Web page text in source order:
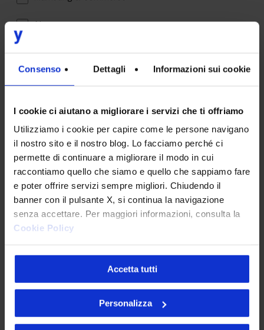
Consenso Dettagli Informazioni sui cookie
I cookie ci aiutano a migliorare i servizi che ti offriamo
Utilizziamo i cookie per capire come le persone navigano
il nostro sito e il nostro blog. Lo facciamo perché ci
permette di continuare a migliorare il modo in cui
raccontiamo quello che siamo e quello che sappiamo fare
e poter offrire servizi sempre migliori. Chiudendo il
banner con il pulsante X, si continua la navigazione
senza accettare. Per maggiori informazioni, consulta la
Cookie Policy
Accetta tutti
Personalizza
AI
CAPTCHA
Verifica di essere un umano
Articoli più letti